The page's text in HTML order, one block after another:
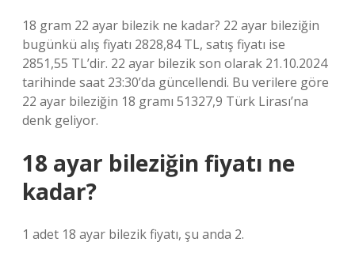
18 gram 22 ayar bilezik ne kadar? 22 ayar bileziğin
bugünkü alış fiyatı 2828,84 TL, satış fiyatı ise
2851,55 TL’dir. 22 ayar bilezik son olarak 21.10.2024
tarihinde saat 23:30’da güncellendi. Bu verilere göre
22 ayar bileziğin 18 gramı 51327,9 Türk Lirası’na
denk geliyor.
18 ayar bileziğin fiyatı ne
kadar?
1 adet 18 ayar bilezik fiyatı, şu anda 2.